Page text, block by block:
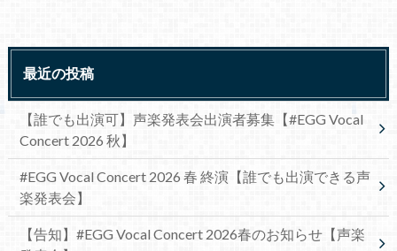
最近の投稿
【誰でも出演可】声楽発表会出演者募集【#EGG Vocal
Concert 2026 秋】
#EGG Vocal Concert 2026 春 終演【誰でも出演できる声
楽発表会】
【告知】#EGG Vocal Concert 2026春のお知らせ【声楽